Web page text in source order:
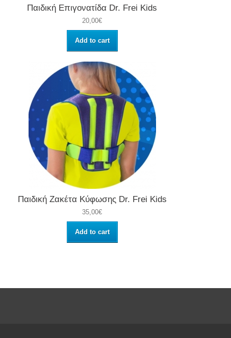
Παιδική Επιγονατίδα Dr. Frei Kids
20,00€
Add to cart
Παιδική Ζακέτα Κύφωσης Dr. Frei Kids
35,00€
Add to cart